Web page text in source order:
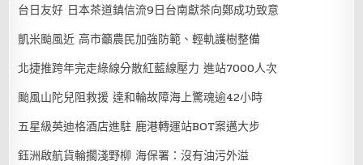
台日友好 日本茶道鎮信流9日台南獻茶向鄭成功致意
凱米颱風近 高市籲農民加強防範、輕軌護樹整備
北捷推跨年完走綠線分散紅藍線壓力 進站7000人次
颱風山陀兒阻救援 達和輪故障海上驚魂逾42小時
五星級英迪格酒店進駐 鹿港轉運站BOT案邁大步
鈺洲啟航貨輪擱淺野柳 海保署：沒有油污外溢